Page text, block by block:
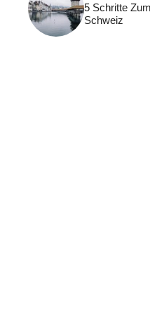
5 Schritte
Schweiz